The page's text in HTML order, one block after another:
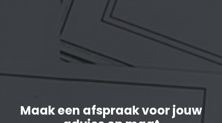
Maak een afspraak voor jouw